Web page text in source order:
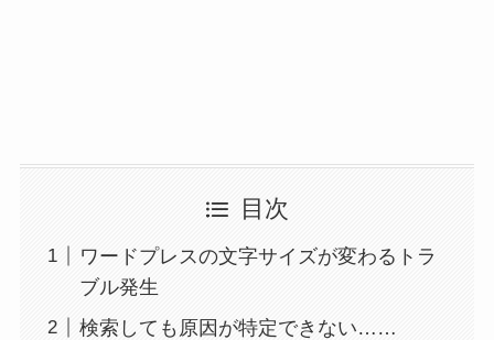
目次
ワードプレスの文字サイズが変わるトラ
ブル発生
検索しても原因が特定できない……